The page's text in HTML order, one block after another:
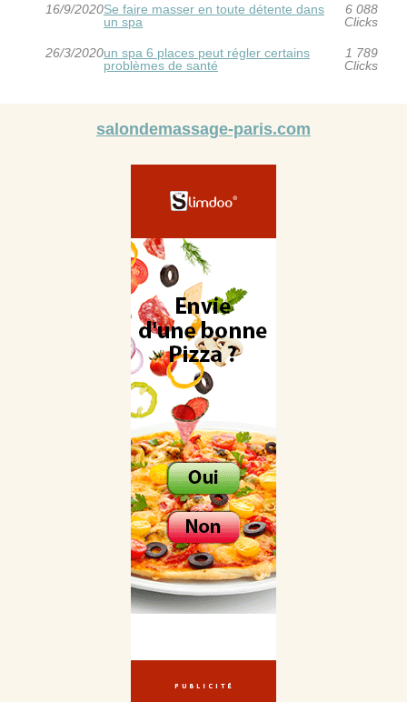
16/9/2020Se faire masser en toute détente dans
un spa
6 088
Clicks
26/3/2020un spa 6 places peut régler certains
problèmes de santé
1 789
Clicks
salondemassage-paris.com